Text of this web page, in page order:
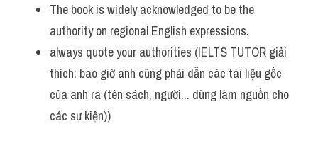
The book is widely acknowledged to be the
authority on regional English expressions.
always quote your authorities (IELTS TUTOR giải
thích: bao giờ anh cũng phải dẫn các tài liệu gốc
của anh ra (tên sách, người... dùng làm nguồn cho
các sự kiện))